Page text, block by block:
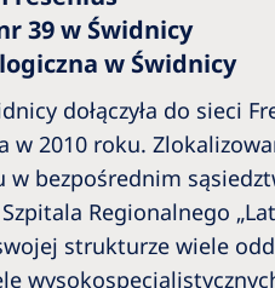
39 w Świdnicy
w Świdnicy
dołączyła do sieci
w 2010 roku.
w bezpośrednim
Regionalnego
strukturze wiele